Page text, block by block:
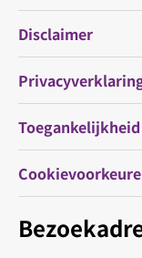
Disclaimer
Toegankelijkheid